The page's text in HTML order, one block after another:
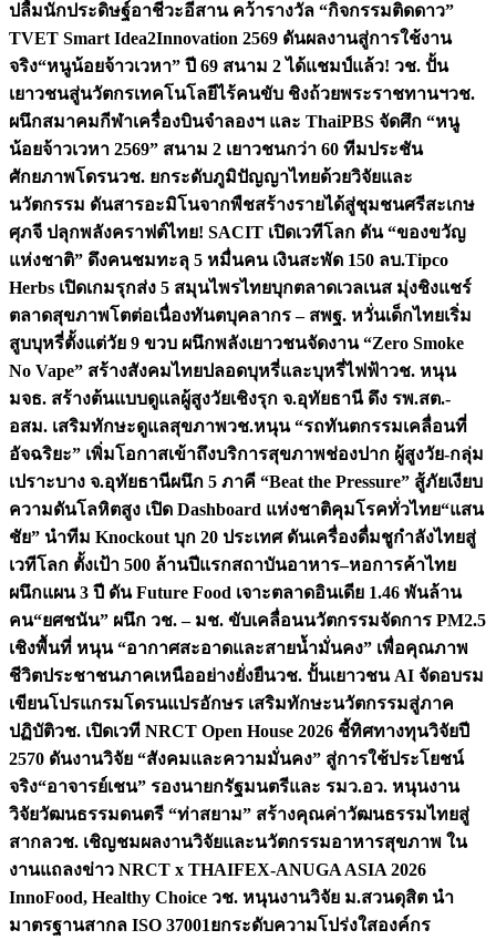
ปลื้มนักประดิษฐ์อาชีวะอีสาน คว้ารางวัล “กิจกรรมติดดาว”
TVET Smart Idea2Innovation 2569 ดันผลงานสู่การใช้งาน
จริง“หนูน้อยจ้าวเวหา” ปี 69 สนาม 2 ได้แชมป์แล้ว! วช. ปั้น
เยาวชนสู่นวัตกรเทคโนโลยีไร้คนขับ ชิงถ้วยพระราชทานฯวช.
ผนึกสมาคมกีฬาเครื่องบินจำลองฯ และ ThaiPBS จัดศึก “หนู
น้อยจ้าวเวหา 2569” สนาม 2 เยาวชนกว่า 60 ทีมประชัน
ศักยภาพโดรนวช. ยกระดับภูมิปัญญาไทยด้วยวิจัยและ
นวัตกรรม ดันสารอะมิโนจากพืชสร้างรายได้สู่ชุมชนศรีสะเกษ
ศุภจี ปลุกพลังคราฟต์ไทย! SACIT เปิดเวทีโลก ดัน “ของขวัญ
แห่งชาติ” ดึงคนชมทะลุ 5 หมื่นคน เงินสะพัด 150 ลบ.Tipco
Herbs เปิดเกมรุกส่ง 5 สมุนไพรไทยบุกตลาดเวลเนส มุ่งชิงแชร์
ตลาดสุขภาพโตต่อเนื่องทันตบุคลากร – สพฐ. หวั่นเด็กไทยเริ่ม
สูบบุหรี่ตั้งแต่วัย 9 ขวบ ผนึกพลังเยาวชนจัดงาน “Zero Smoke
No Vape” สร้างสังคมไทยปลอดบุหรี่และบุหรี่ไฟฟ้าวช. หนุน
มจธ. สร้างต้นแบบดูแลผู้สูงวัยเชิงรุก จ.อุทัยธานี ดึง รพ.สต.-
อสม. เสริมทักษะดูแลสุขภาพวช.หนุน “รถทันตกรรมเคลื่อนที่
อัจฉริยะ” เพิ่มโอกาสเข้าถึงบริการสุขภาพช่องปาก ผู้สูงวัย-กลุ่ม
เปราะบาง จ.อุทัยธานีผนึก 5 ภาคี “Beat the Pressure” สู้ภัยเงียบ
ความดันโลหิตสูง เปิด Dashboard แห่งชาติคุมโรคทั่วไทย“แสน
ชัย” นำทีม Knockout บุก 20 ประเทศ ดันเครื่องดื่มชูกำลังไทยสู่
เวทีโลก ตั้งเป้า 500 ล้านปีแรกสถาบันอาหาร–หอการค้าไทย
ผนึกแผน 3 ปี ดัน Future Food เจาะตลาดอินเดีย 1.46 พันล้าน
คน“ยศชนัน” ผนึก วช. – มช. ขับเคลื่อนนวัตกรรมจัดการ PM2.5
เชิงพื้นที่ หนุน “อากาศสะอาดและสายน้ำมั่นคง” เพื่อคุณภาพ
ชีวิตประชาชนภาคเหนืออย่างยั่งยืนวช. ปั้นเยาวชน AI จัดอบรม
เขียนโปรแกรมโดรนแปรอักษร เสริมทักษะนวัตกรรมสู่ภาค
ปฏิบัติวช. เปิดเวที NRCT Open House 2026 ชี้ทิศทางทุนวิจัยปี
2570 ดันงานวิจัย “สังคมและความมั่นคง” สู่การใช้ประโยชน์
จริง“อาจารย์เชน” รองนายกรัฐมนตรีและ รมว.อว. หนุนงาน
วิจัยวัฒนธรรมดนตรี “ท่าสยาม” สร้างคุณค่าวัฒนธรรมไทยสู่
สากลวช. เชิญชมผลงานวิจัยและนวัตกรรมอาหารสุขภาพ ใน
งานแถลงข่าว NRCT x THAIFEX-ANUGA ASIA 2026
InnoFood, Healthy Choice วช. หนุนงานวิจัย ม.สวนดุสิต นำ
มาตรฐานสากล ISO 37001ยกระดับความโปร่งใสองค์กร